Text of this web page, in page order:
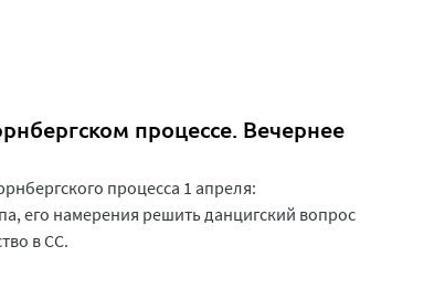
процессе. Вечернее
процесса 1 апреля:
его намерения решить данцигский вопрос
в СС.